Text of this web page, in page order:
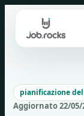
content
pianificazione
Aggiornato 22/05/